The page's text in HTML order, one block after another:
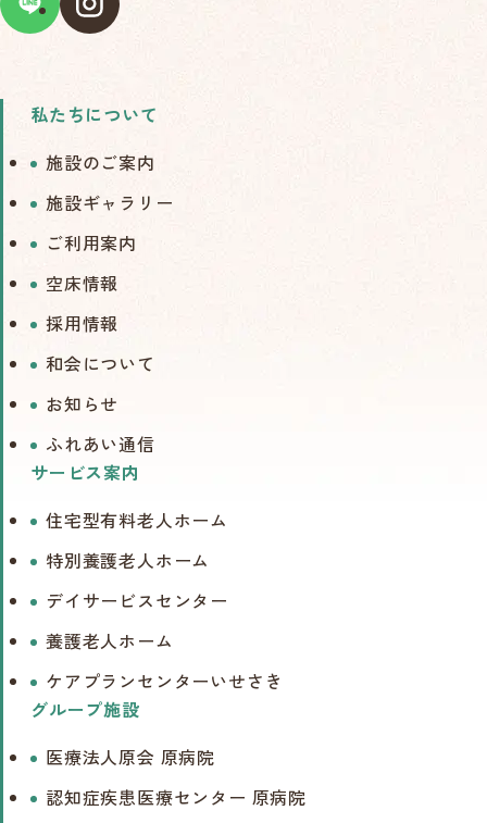
私たちについて
施設のご案内
施設ギャラリー
ご利用案内
空床情報
採用情報
和会について
お知らせ
ふれあい通信
サービス案内
住宅型有料老人ホーム
特別養護老人ホーム
デイサービスセンター
養護老人ホーム
ケアプランセンターいせさき
グループ施設
医療法人原会 原病院
認知症疾患医療センター 原病院